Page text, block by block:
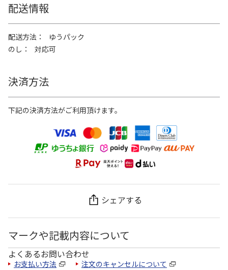
配送情報
配送方法
ゆうパック
のし
対応可
決済方法
下記の決済方法がご利用頂けます。
シェアする
マークや記載内容について
よくあるお問い合わせ
お支払い方法 注文のキャンセルについて